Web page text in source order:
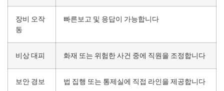
장비 오작
동
빠른보고 및 응답이 가능합니다
비상 대피 화재 또는 위험한 사건 중에 직원을 조정합니다
보안 경보 법 집행 또는 통제실에 직접 라인을 제공합니다